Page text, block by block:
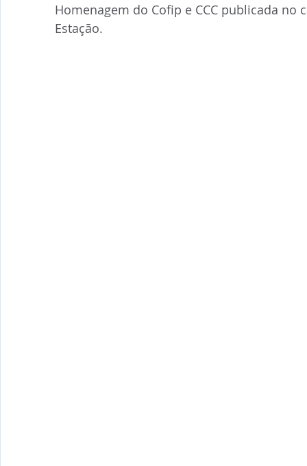
Homenagem do Cofip e CCC publicada no
Estação.